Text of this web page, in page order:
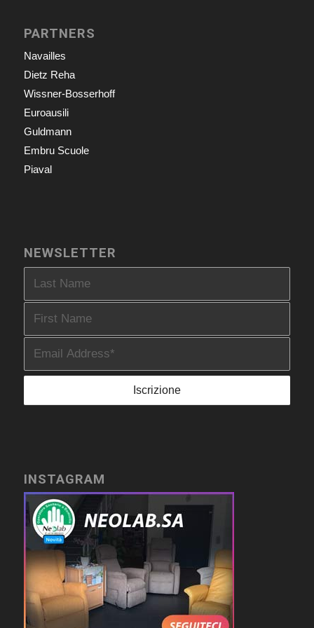
PARTNERS
Navailles
Dietz Reha
Wissner-Bosserhoff
Euroausili
Guldmann
Embru Scuole
Piaval
NEWSLETTER
INSTAGRAM